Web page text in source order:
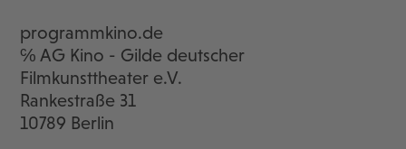
programmkino.de
℅ AG Kino - Gilde deutscher
Filmkunsttheater e.V.
Rankestraße 31
10789 Berlin